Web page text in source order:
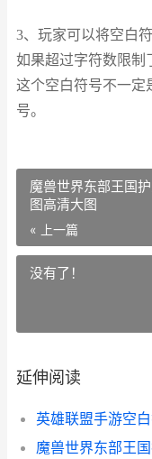
3、玩家可以将空白
如果超过字符数限制
这个空白符号不一定
号。
魔兽世界东部王国
图高清大图
« 上一篇
没有了！
延伸阅读
英雄联盟手游空